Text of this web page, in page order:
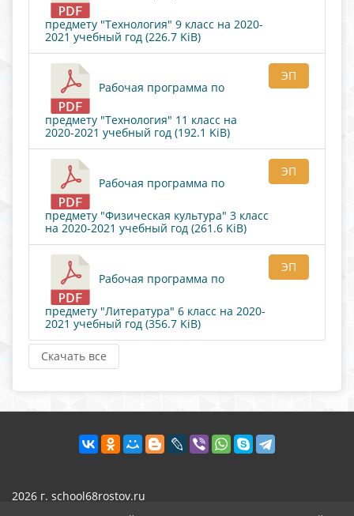
предмету "Технология" 9 класс на 2020-
2021 учебный год (226.7 KiB)
Рабочая программа по
предмету "Технология" 11 класс на
2020-2021 учебный год (192.1 KiB)
ЭП
Рабочая программа по
предмету "Физическая культура" 3 класс
на 2020-2021 учебный год (261.6 KiB)
ЭП
Рабочая программа по
предмету "Литература" 6 класс на 2020-
2021 учебный год (356.7 KiB)
ЭП
Скачать все
2026 г. school68rostov.ru